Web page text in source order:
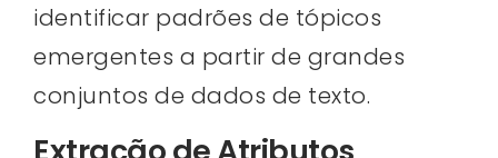
identificar padrões de tópicos
emergentes a partir de grandes
conjuntos de dados de texto.